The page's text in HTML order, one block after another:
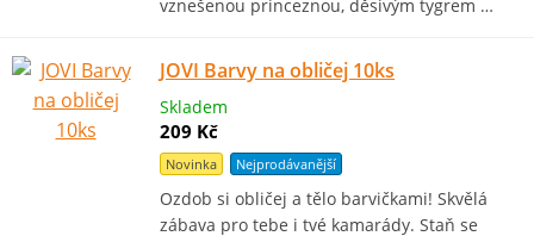
vznešenou princeznou, děsivým tygrem …
JOVI Barvy na obličej 10ks
Skladem
209 Kč
Novinka Nejprodávanější
Ozdob si obličej a tělo barvičkami! Skvělá
zábava pro tebe i tvé kamarády. Staň se